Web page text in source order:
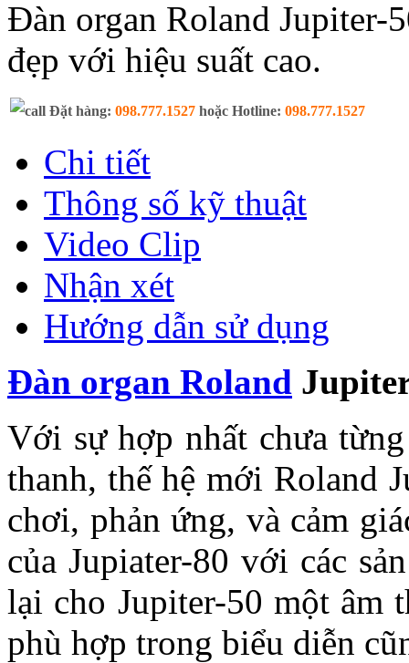
Đàn organ Roland Jupiter-
đẹp với hiệu suất cao.
Đặt hàng: 098.777.1527 hoặc Hotline: 098.777.1527
Chi tiết
Thông số kỹ thuật
Video Clip
Nhận xét
Hướng dẫn sử dụng
Đàn organ Roland
Với sự hợp nhất chưa
thanh, thế hệ mới Roland
chơi, phản ứng, và cảm
của Jupiater-80 với các
lại cho Jupiter-50 một âm
phù hợp trong biểu diễn